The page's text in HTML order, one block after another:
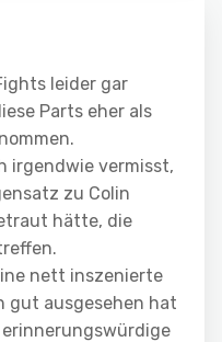
leider gar
Parts eher als
irgendwie vermisst,
zu Colin
hätte, die
nett inszenierte
gut ausgesehen hat